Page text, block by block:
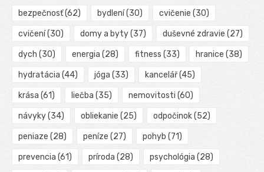
bezpečnosť(62) bydlení(30) cvičenie (30)
cvičení(30) domy a byty(37) duševné zdravie (27)
dych (30) energia (28) fitness (33) hranice (38)
hydratácia (44) jóga (33) kancelář(45)
krása (61) liečba (35) nemovitosti (60)
návyky(34) obliekanie (25) odpočinok(52)
peniaze (28) peníze (27) pohyb (71)
prevencia (61) príroda (28) psychológia (28)